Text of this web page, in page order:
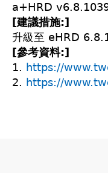
a+HRD
[建議措施:]
升級至 eHRD
[參考資料:]
1. https://
2. https://